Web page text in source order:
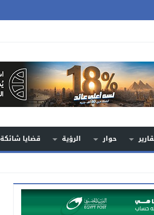
حوار الرؤية قضايا شائكة